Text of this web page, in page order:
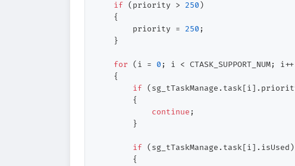
if (priority > 250 )
{
priority = 250 ;
}
for (i = 0 ; i < CTASK_SUPPORT_NUM;
{
if
{
continue ;
}
if (sg_tTaskManage.task[i].isUsed)
{